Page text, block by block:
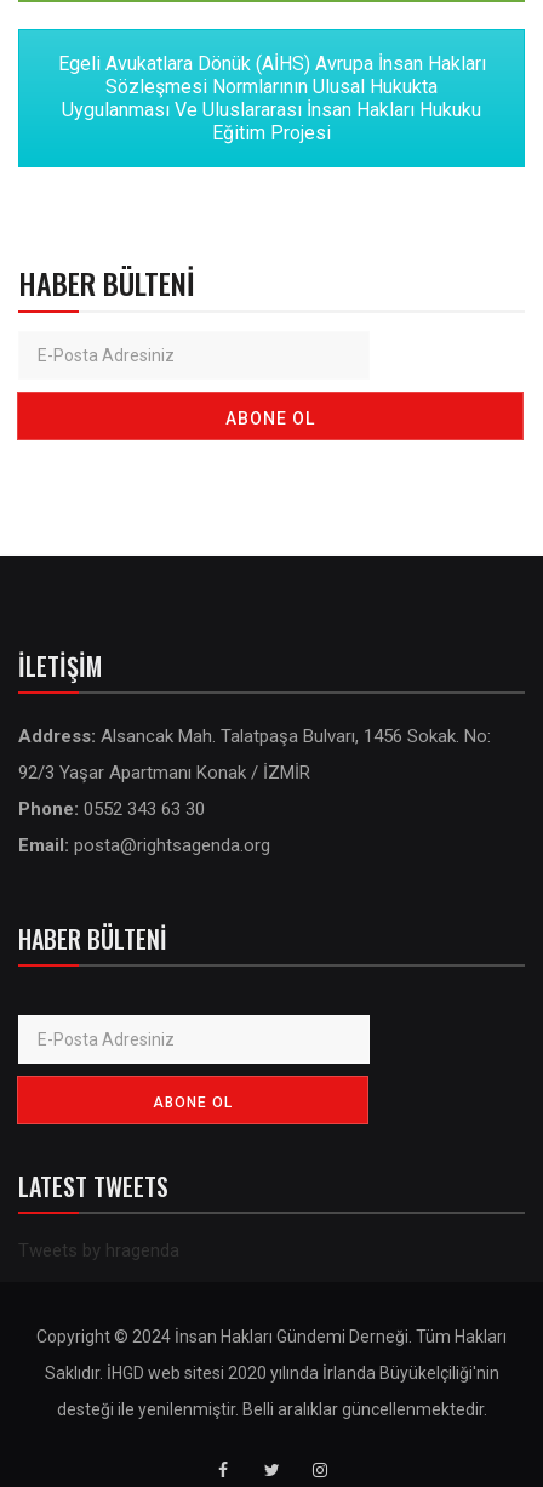
Egeli Avukatlara Dönük (AİHS) Avrupa İnsan Hakları
Sözleşmesi Normlarının Ulusal Hukukta
Uygulanması Ve Uluslararası İnsan Hakları Hukuku
Eğitim Projesi
HABER BÜLTENI
İLETIŞIM
Address: Alsancak Mah. Talatpaşa Bulvarı, 1456 Sokak. No:
92/3 Yaşar Apartmanı Konak / İZMİR
Phone: 0552 343 63 30
Email: posta@rightsagenda.org
HABER BÜLTENI
LATEST TWEETS
Tweets by hragenda
Copyright © 2024 İnsan Hakları Gündemi Derneği. Tüm Hakları
Saklıdır. İHGD web sitesi 2020 yılında İrlanda Büyükelçiliği'nin
desteği ile yenilenmiştir. Belli aralıklar güncellenmektedir.